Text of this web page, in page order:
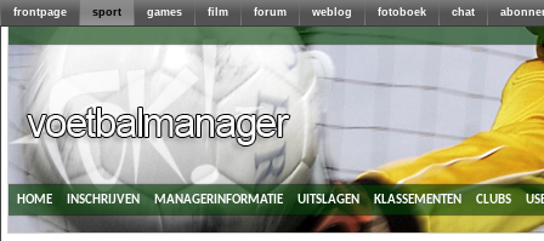
frontpage sport games film forum weblog fotoboek chat
home inschrijven managerinformatie uitslagen klassementen clubs